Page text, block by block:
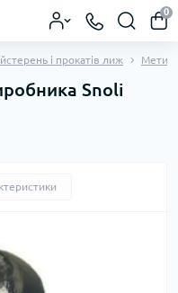
0
і прокатів лиж
Snoli